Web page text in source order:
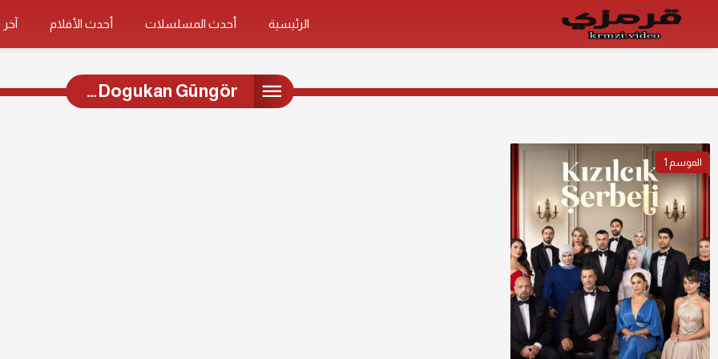
الرئيسية أحدث المسلسلات أحدث الأفلام
Dogukan Güngör…
الموسم 1